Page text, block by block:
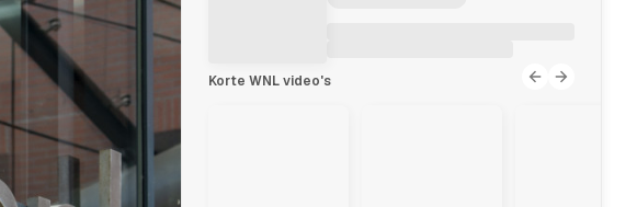
Korte WNL video's